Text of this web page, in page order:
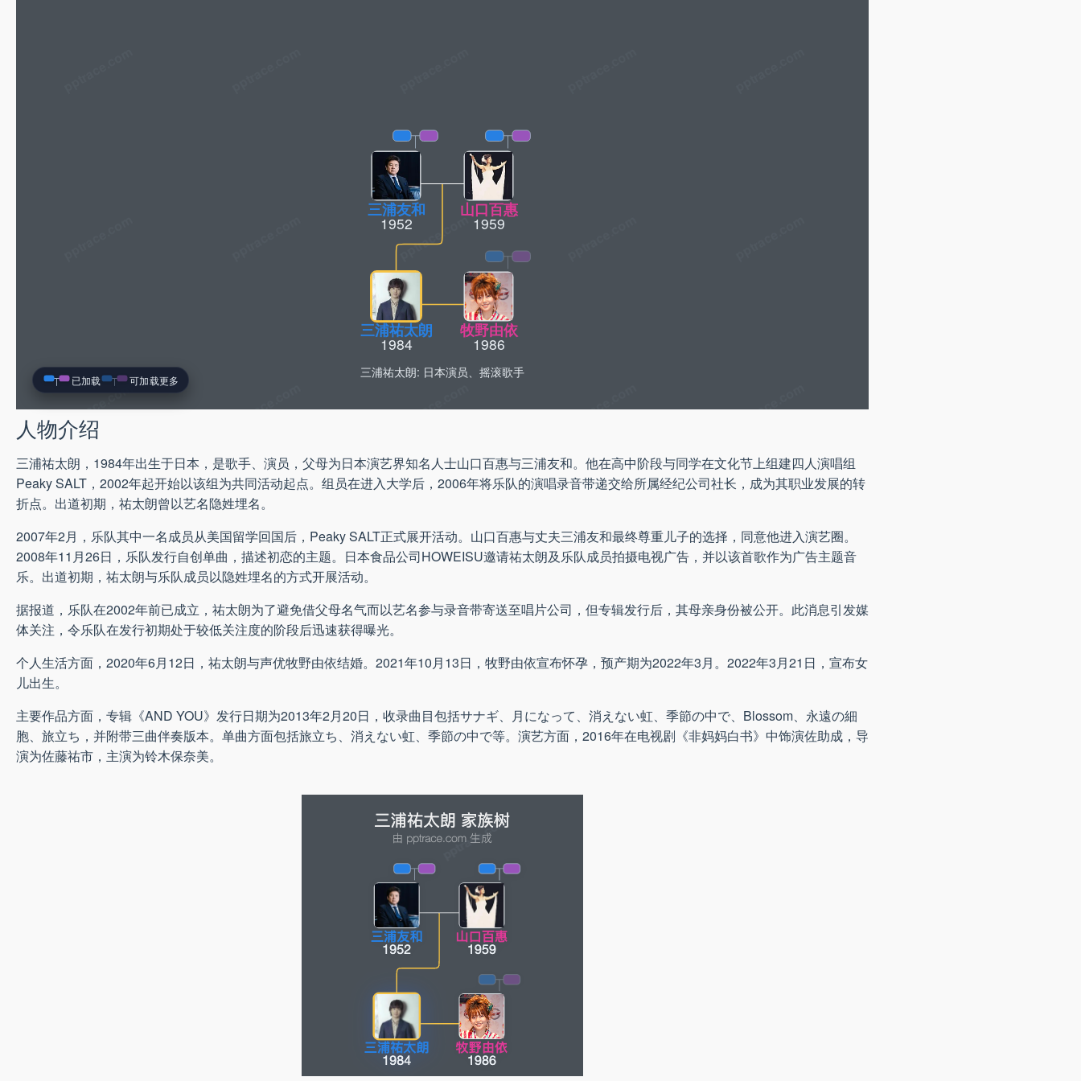
三浦祐太朗
1984
三浦友和
1952
山口百惠
1959
牧野由依
1986
三浦祐太朗: 日本演员、摇滚歌手
已加载 可加载更多
人物介绍
三浦祐太朗，1984年出生于日本，是歌手、演员，父母为日本演艺界知名人士山口百惠与三浦友和。他在高中阶段与同学在文化节上组建四人演唱组
Peaky SALT，2002年起开始以该组为共同活动起点。组员在进入大学后，2006年将乐队的演唱录音带递交给所属经纪公司社长，成为其职业发展的转
折点。出道初期，祐太朗曾以艺名隐姓埋名。
2007年2月，乐队其中一名成员从美国留学回国后，Peaky SALT正式展开活动。山口百惠与丈夫三浦友和最终尊重儿子的选择，同意他进入演艺圈。
2008年11月26日，乐队发行自创单曲，描述初恋的主题。日本食品公司HOWEISU邀请祐太朗及乐队成员拍摄电视广告，并以该首歌作为广告主题音
乐。出道初期，祐太朗与乐队成员以隐姓埋名的方式开展活动。
据报道，乐队在2002年前已成立，祐太朗为了避免借父母名气而以艺名参与录音带寄送至唱片公司，但专辑发行后，其母亲身份被公开。此消息引发媒
体关注，令乐队在发行初期处于较低关注度的阶段后迅速获得曝光。
个人生活方面，2020年6月12日，祐太朗与声优牧野由依结婚。2021年10月13日，牧野由依宣布怀孕，预产期为2022年3月。2022年3月21日，宣布女
儿出生。
主要作品方面，专辑《AND YOU》发行日期为2013年2月20日，收录曲目包括サナギ、月になって、消えない虹、季節の中で、Blossom、永遠の細
胞、旅立ち，并附带三曲伴奏版本。单曲方面包括旅立ち、消えない虹、季節の中で等。演艺方面，2016年在电视剧《非妈妈白书》中饰演佐助成，导
演为佐藤祐市，主演为铃木保奈美。